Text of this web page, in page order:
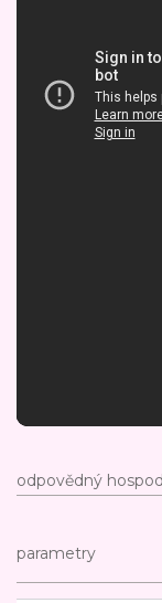
odpovědný
parametry